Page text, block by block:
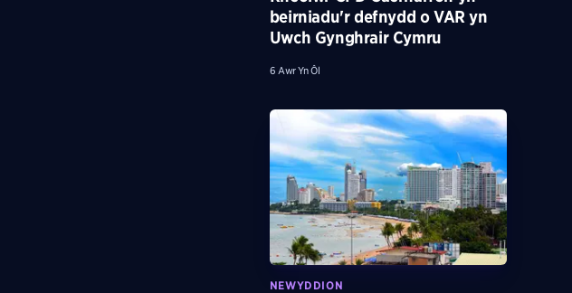
beirniadu'r defnydd o VAR yn
Uwch Gynghrair Cymru
6 Awr Yn Ôl
NEWYDDION